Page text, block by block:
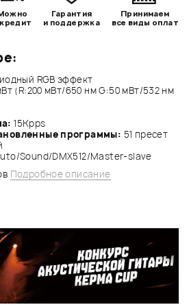
RGB эффект
(R:200 мВт/650 нм G:50 мВт/532 нм
15Kpps
программы: 51 пресет
Sound/DMX512/Master-slave
Подробное описание
Гарантия
и поддержка
Принимаем
все виды оплат